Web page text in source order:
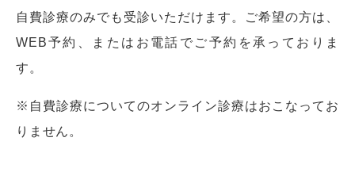
自費診療のみでも受診いただけます。ご希望の方は、
WEB予約、またはお電話でご予約を承っておりま
す。
※自費診療についてのオンライン診療はおこなってお
りません。